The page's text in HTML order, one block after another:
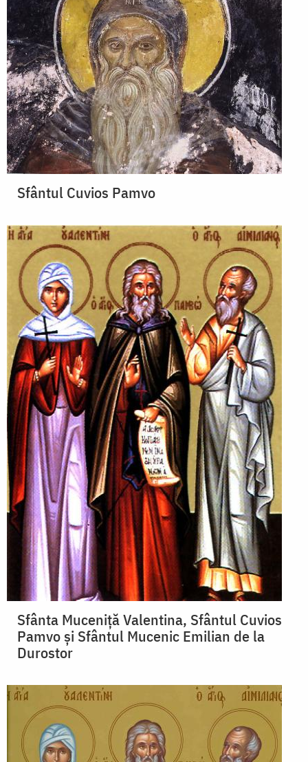
Sfântul Cuvios Pamvo
Sfânta Muceniţă Valentina, Sfântul Cuvios
Pamvo și Sfântul Mucenic Emilian de la
Durostor